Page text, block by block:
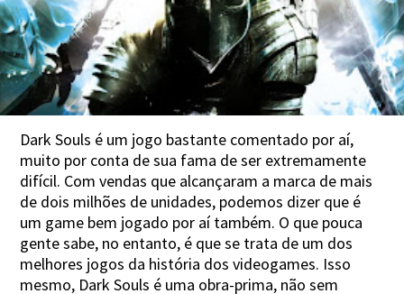
Dark Souls é um jogo bastante comentado por aí,
muito por conta de sua fama de ser extremamente
difícil. Com vendas que alcançaram a marca de mais
de dois milhões de unidades, podemos dizer que é
um game bem jogado por aí também. O que pouca
gente sabe, no entanto, é que se trata de um dos
melhores jogos da história dos videogames. Isso
mesmo, Dark Souls é uma obra-prima, não sem